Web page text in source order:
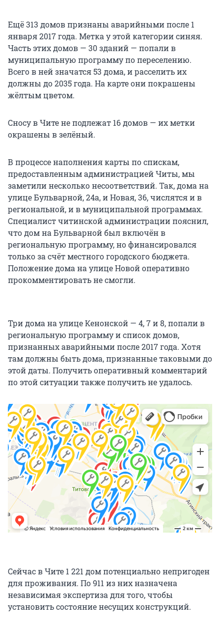
Ещё 313 домов признаны аварийными после 1
января 2017 года. Метка у этой категории синяя.
Часть этих домов — 30 зданий — попали в
муниципальную программу по переселению.
Всего в ней значатся 53 дома, и расселить их
должны до 2035 года. На карте они покрашены
жёлтым цветом.
Сносу в Чите не подлежат 16 домов — их метки
окрашены в зелёный.
В процессе наполнения карты по спискам,
предоставленным администрацией Читы, мы
заметили несколько несоответствий. Так, дома на
улице Бульварной, 24а, и Новая, 36, числятся и в
региональной, и в муниципальной программах.
Специалист читинской администрации пояснил,
что дом на Бульварной был включён в
региональную программу, но финансировался
только за счёт местного городского бюджета.
Положение дома на улице Новой оперативно
прокомментировать не смогли.
Три дома на улице Кенонской — 4, 7 и 8, попали в
региональную программу и список домов,
признанных аварийными после 2017 года. Хотя
там должны быть дома, признанные таковыми до
этой даты. Получить оперативный комментарий
по этой ситуации также получить не удалось.
Сейчас в Чите 1 221 дом потенциально непригоден
для проживания. По 911 из них назначена
независимая экспертиза для того, чтобы
установить состояние несущих конструкций.